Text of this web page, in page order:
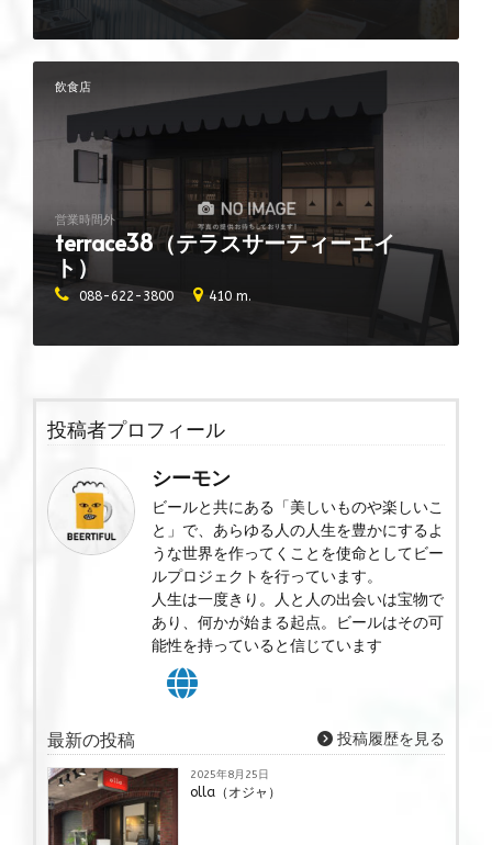
飲食店
terrace38（テラスサーティーエイ
ト）
営業時間外
088-622-3800 410 m.
投稿者プロフィール
シーモン
ビールと共にある「美しいものや楽しいこ
と」で、あらゆる人の人生を豊かにするよ
うな世界を作ってくことを使命としてビー
ルプロジェクトを行っています。
人生は一度きり。人と人の出会いは宝物で
あり、何かが始まる起点。ビールはその可
能性を持っていると信じています
最新の投稿 投稿履歴を見る
2025年8月25日
olla（オジャ）